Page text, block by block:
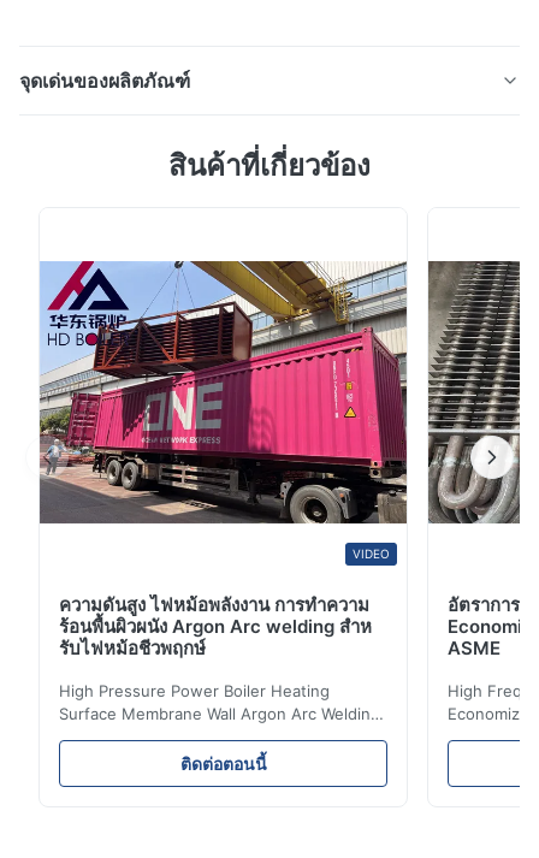
จุดเด่นของผลิตภัณฑ์
ในระบบ Fin And Tube Heat Exchanger ซึ่งใช้กันทั่วไปใน
รับการออกแบบมาเพื่อเพิ่มประสิทธิภาพการถ่ายเทความร้อน
โดยการเพิ่มพื้นที่ผิวสำหรับการแลกเปล...
สินค้าที่เกี่ยวข้อง
VIDEO
ความดันสูง ไฟหม้อพลังงาน การทําความ
ร้อนพื้นผิวผนัง Argon Arc welding สําห
รับไฟหม้อชีวพฤกษ์
High Pressure Power Boiler Heating
Surface Membrane Wall Argon Arc Welding
For Biomass Boiler Product Introduction
Water wall panels with pins usually laid
vertically on the inner wall of the furnace
ติดต่อตอนนี้
อัตราการต่
ASME
High
Product
industrial